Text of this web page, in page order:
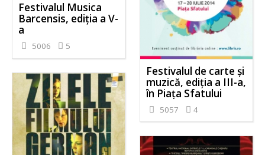
Festivalul Musica
Barcensis, ediţia a V-
a
5006 5
Festivalul de carte şi
muzică, ediţia a III-a,
în Piaţa Sfatului
5057 4